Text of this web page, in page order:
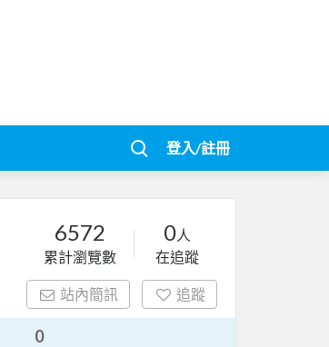
登入/註冊
6572
累計瀏覽數
0人
在追蹤
站內簡訊 追蹤
0